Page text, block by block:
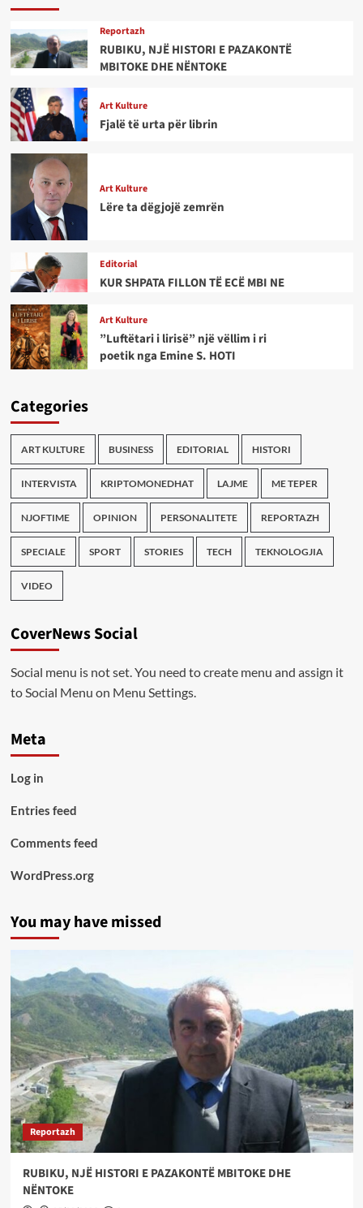
Reportazh
RUBIKU, NJË HISTORI E PAZAKONTË
MBITOKE DHE NËNTOKE
Art Kulture
Fjalë të urta për librin
Art Kulture
Lëre ta dëgjojë zemrën
Editorial
KUR SHPATA FILLON TË ECË MBI NE
Art Kulture
”Luftëtari i lirisë” një vëllim i ri
poetik nga Emine S. HOTI
Categories
ART KULTURE BUSINESS EDITORIAL HISTORI
INTERVISTA KRIPTOMONEDHAT LAJME ME TEPER
NJOFTIME OPINION PERSONALITETE REPORTAZH
SPECIALE SPORT STORIES TECH TEKNOLOGJIA
VIDEO
CoverNews Social
Social menu is not set. You need to create menu and assign it
to Social Menu on Menu Settings.
Meta
Log in
Entries feed
Comments feed
WordPress.org
You may have missed
Reportazh
RUBIKU, NJË HISTORI E PAZAKONTË MBITOKE DHE
NËNTOKE